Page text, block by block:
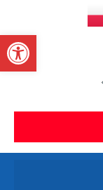
Otwórz pasek narzędzi